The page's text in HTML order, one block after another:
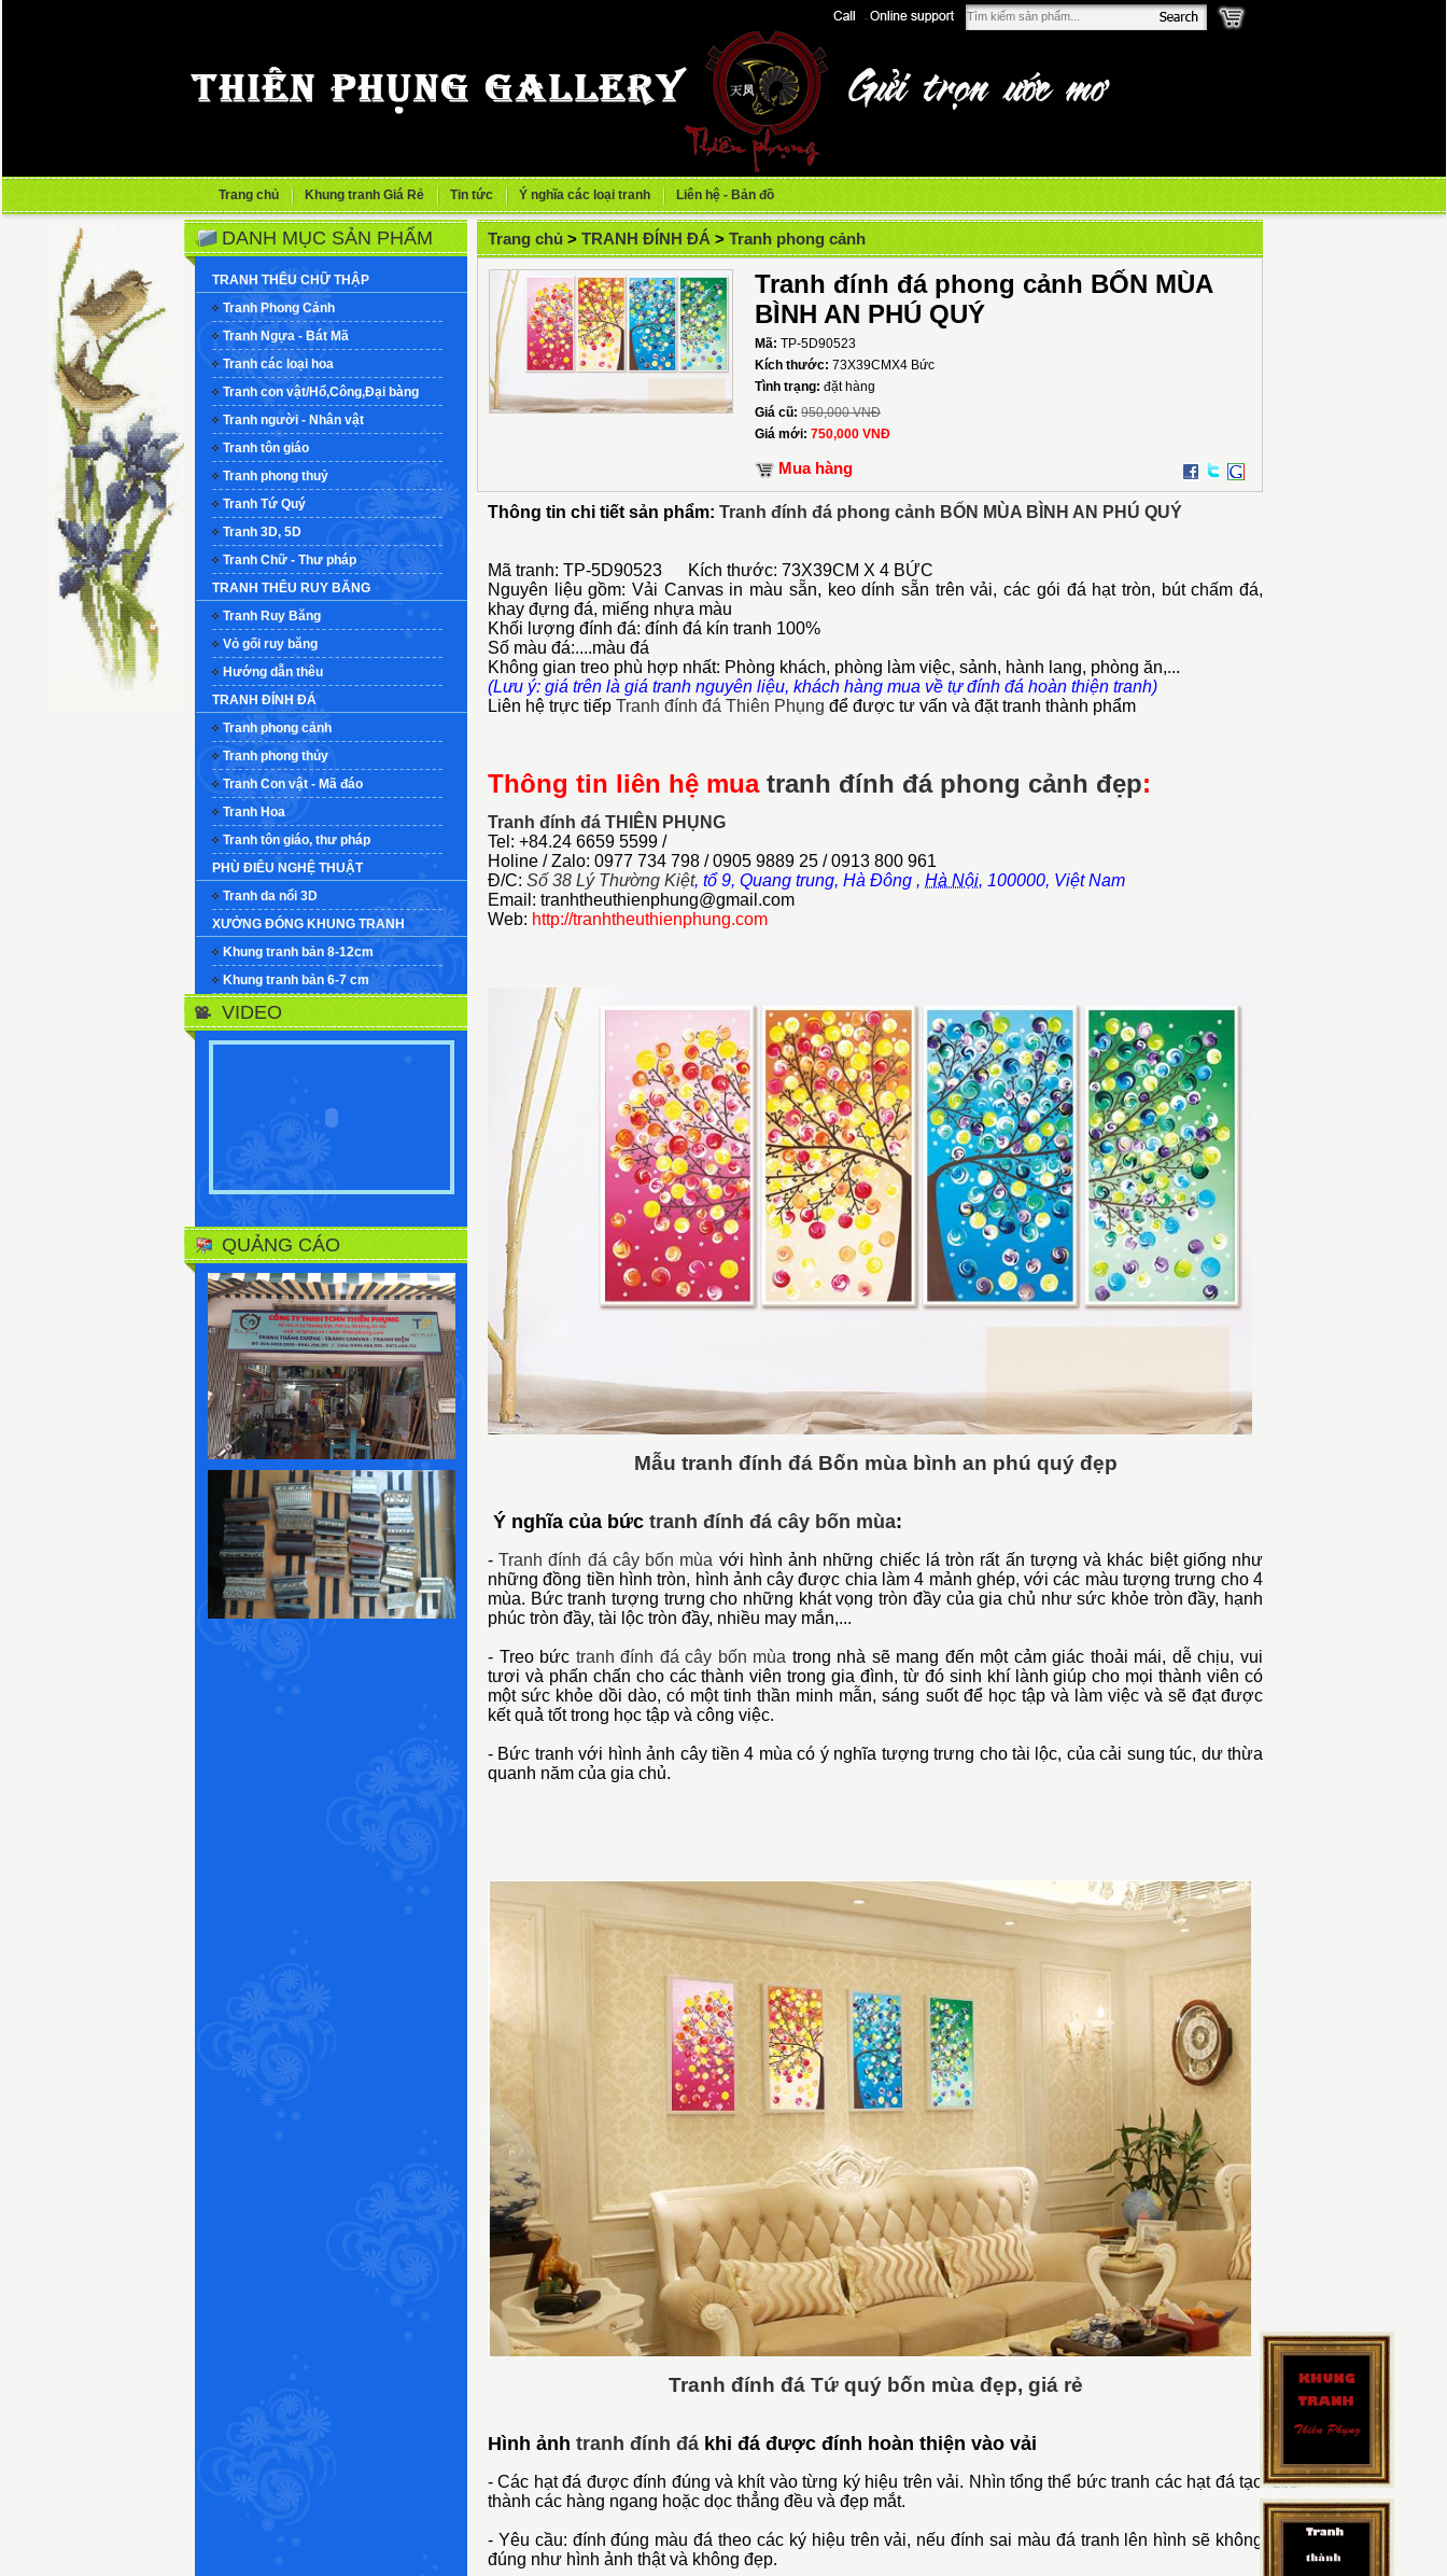
Trang chủ Khung tranh Giá Rẻ Tin tức Ý nghĩa các loại tranh Liên hệ - Bản đồ
DANH MỤC SẢN PHẨM
TRANH THÊU CHỮ THẬP
Tranh Phong Cảnh
Tranh Ngựa - Bát Mã
Tranh các loại hoa
Tranh con vật/Hổ,Công,Đại bàng
Tranh người - Nhân vật
Tranh tôn giáo
Tranh phong thuỷ
Tranh Tứ Quý
Tranh 3D, 5D
Tranh Chữ - Thư pháp
TRANH THÊU RUY BĂNG
Tranh Ruy Băng
Vỏ gối ruy băng
Hướng dẫn thêu
TRANH ĐÍNH ĐÁ
Tranh phong cảnh
Tranh phong thủy
Tranh Con vật - Mã đáo
Tranh Hoa
Tranh tôn giáo, thư pháp
PHÙ ĐIÊU NGHỆ THUẬT
Tranh da nổi 3D
XƯỞNG ĐÓNG KHUNG TRANH
Khung tranh bản 8-12cm
Khung tranh bản 6-7 cm
VIDEO
QUẢNG CÁO
Trang chủ > TRANH ĐÍNH ĐÁ > Tranh phong cảnh
Tranh đính đá phong cảnh BỐN MÙA
BÌNH AN PHÚ QUÝ
Mã: TP-5D90523
Kích thước: 73X39CMX4 Bức
Tình trạng: đặt hàng
Giá cũ: 950,000 VNĐ
Giá mới: 750,000 VNĐ
Mua hàng
Thông tin chi tiết sản phẩm: Tranh đính đá phong cảnh BỐN MÙA BÌNH AN PHÚ QUÝ
Mã tranh: TP-5D90523 Kích thước: 73X39CM X 4 BỨC
Nguyên liệu gồm: Vải Canvas in màu sẵn, keo dính sẵn trên vải, các gói đá hạt tròn, bút chấm đá,
khay đựng đá, miếng nhựa màu
Khối lượng đính đá: đính đá kín tranh 100%
Số màu đá:....màu đá
Không gian treo phù hợp nhất: Phòng khách, phòng làm việc, sảnh, hành lang, phòng ăn,...
(Lưu ý: giá trên là giá tranh nguyên liệu, khách hàng mua về tự đính đá hoàn thiện tranh)
Liên hệ trực tiếp Tranh đính đá Thiên Phụng để được tư vấn và đặt tranh thành phẩm
Thông tin liên hệ mua tranh đính đá phong cảnh đẹp:
Tranh đính đá THIÊN PHỤNG
Tel: +84.24 6659 5599 /
Holine / Zalo: 0977 734 798 / 0905 9889 25 / 0913 800 961
Đ/C: Số 38 Lý Thường Kiệt, tổ 9, Quang trung, Hà Đông , Hà Nội, 100000, Việt Nam
Email: tranhtheuthienphung@gmail.com
Web: http://tranhtheuthienphung.com
Mẫu tranh đính đá Bốn mùa bình an phú quý đẹp
Ý nghĩa của bức tranh đính đá cây bốn mùa:
-Tranh đính đá cây bốn mùa với hình ảnh những chiếc lá tròn rất ấn tượng và khác biệt giống như
những đồng tiền hình tròn, hình ảnh cây được chia làm 4 mảnh ghép, với các màu tượng trưng cho 4
mùa. Bức tranh tượng trưng cho những khát vọng tròn đầy của gia chủ như sức khỏe tròn đầy, hạnh
phúc tròn đầy, tài lộc tròn đầy, nhiều may mắn,...
- Treo bức tranh đính đá cây bốn mùa trong nhà sẽ mang đến một cảm giác thoải mái, dễ chịu, vui
tươi và phấn chấn cho các thành viên trong gia đình, từ đó sinh khí lành giúp cho mọi thành viên có
một sức khỏe dồi dào, có một tinh thần minh mẫn, sáng suốt để học tập và làm việc và sẽ đạt được
kết quả tốt trong học tập và công việc.
- Bức tranh với hình ảnh cây tiền 4 mùa có ý nghĩa tượng trưng cho tài lộc, của cải sung túc, dư thừa
quanh năm của gia chủ.
Tranh đính đá Tứ quý bốn mùa đẹp, giá rẻ
Hình ảnh tranh đính đá khi đá được đính hoàn thiện vào vải
- Các hạt đá được đính đúng và khít vào từng ký hiệu trên vải. Nhìn tổng thể bức tranh các hạt đá tạo
thành các hàng ngang hoặc dọc thẳng đều và đẹp mắt.
- Yêu cầu: đính đúng màu đá theo các ký hiệu trên vải, nếu đính sai màu đá tranh lên hình sẽ không
đúng như hình ảnh thật và không đẹp.